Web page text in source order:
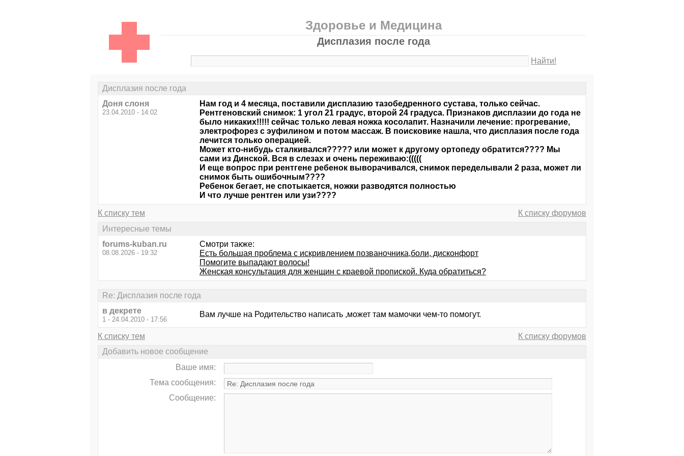
Здоровье и Медицина
Дисплазия после года
Найти!
Дисплазия после года
Доня слоня
23.04.2010 - 14:02
Нам год и 4 месяца, поставили дисплазию тазобедренного сустава, только сейчас.
Рентгеновский снимок: 1 угол 21 градус, второй 24 градуса. Признаков дисплазии до года не
было никаких!!!!! сейчас только левая ножка косолапит. Назначили лечение: прогревание,
электрофорез с эуфилином и потом массаж. В поисковике нашла, что дисплазия после года
лечится только операцией.
Может кто-нибудь сталкивался????? или может к другому ортопеду обратится???? Мы
сами из Динской. Вся в слезах и очень переживаю:(((((
И еще вопрос при рентгене ребенок выворачивался, снимок переделывали 2 раза, может ли
снимок быть ошибочным????
Ребенок бегает, не спотыкается, ножки разводятся полностью
И что лучше рентген или узи????
К списку тем
К списку форумов
Интересные темы
forums-kuban.ru
08.08.2026 - 19:32
Смотри также:
Есть большая проблема с искривлением позваночника,боли, дисконфорт
Помогите выпадают волосы!
Женская консультация для женщин с краевой пропиской. Куда обратиться?
Re: Дисплазия после года
в декрете
1 - 24.04.2010 - 17:56
Вам лучше на Родительство написать ,может там мамочки чем-то помогут.
К списку тем
К списку форумов
Добавить новое сообщение
Ваше имя:
Тема сообщения:
Сообщение: